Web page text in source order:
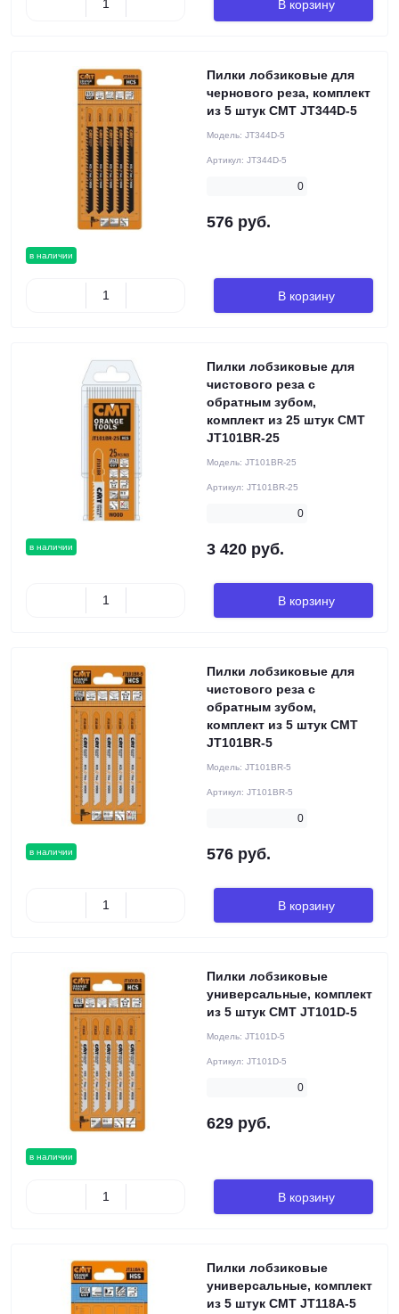
В корзину
в наличии
Пилки лобзиковые для
чернового реза, комплект
из 5 штук CMT JT344D-5
Модель: JT344D-5
Артикул: JT344D-5
0
576 руб.
В корзину
в наличии
Пилки лобзиковые для
чистового реза с
обратным зубом,
комплект из 25 штук CMT
JT101BR-25
Модель: JT101BR-25
Артикул: JT101BR-25
0
3 420 руб.
В корзину
в наличии
Пилки лобзиковые для
чистового реза с
обратным зубом,
комплект из 5 штук CMT
JT101BR-5
Модель: JT101BR-5
Артикул: JT101BR-5
0
576 руб.
В корзину
в наличии
Пилки лобзиковые
универсальные, комплект
из 5 штук CMT JT101D-5
Модель: JT101D-5
Артикул: JT101D-5
0
629 руб.
В корзину
Пилки лобзиковые
универсальные, комплект
из 5 штук CMT JT118A-5